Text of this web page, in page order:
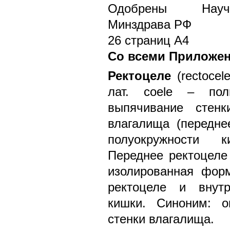
Одобрены
Минздрава РФ
26 страниц А4
Со всеми
Ректоцеле
лат. coele –
выпячивание
влагалища
полуокружности
Переднее
изолированная
ректоцеле и
кишки. Синоним:
стенки влагалища.